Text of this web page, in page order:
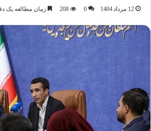
12 مرداد 1404 0
208 زمان مطالعه یک